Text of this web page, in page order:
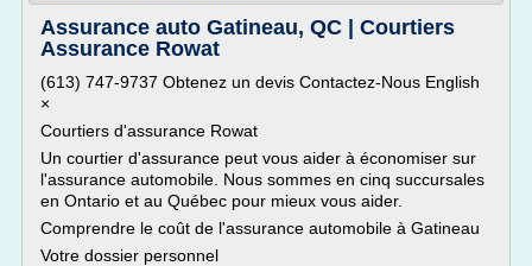
Assurance auto Gatineau, QC | Courtiers
Assurance Rowat
(613) 747-9737 Obtenez un devis Contactez-Nous English
×
Courtiers d'assurance Rowat
Un courtier d'assurance peut vous aider à économiser sur
l'assurance automobile. Nous sommes en cinq succursales
en Ontario et au Québec pour mieux vous aider.
Comprendre le coût de l'assurance automobile à Gatineau
Votre dossier personnel